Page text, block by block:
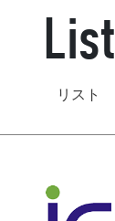
採用情報
List
リスト